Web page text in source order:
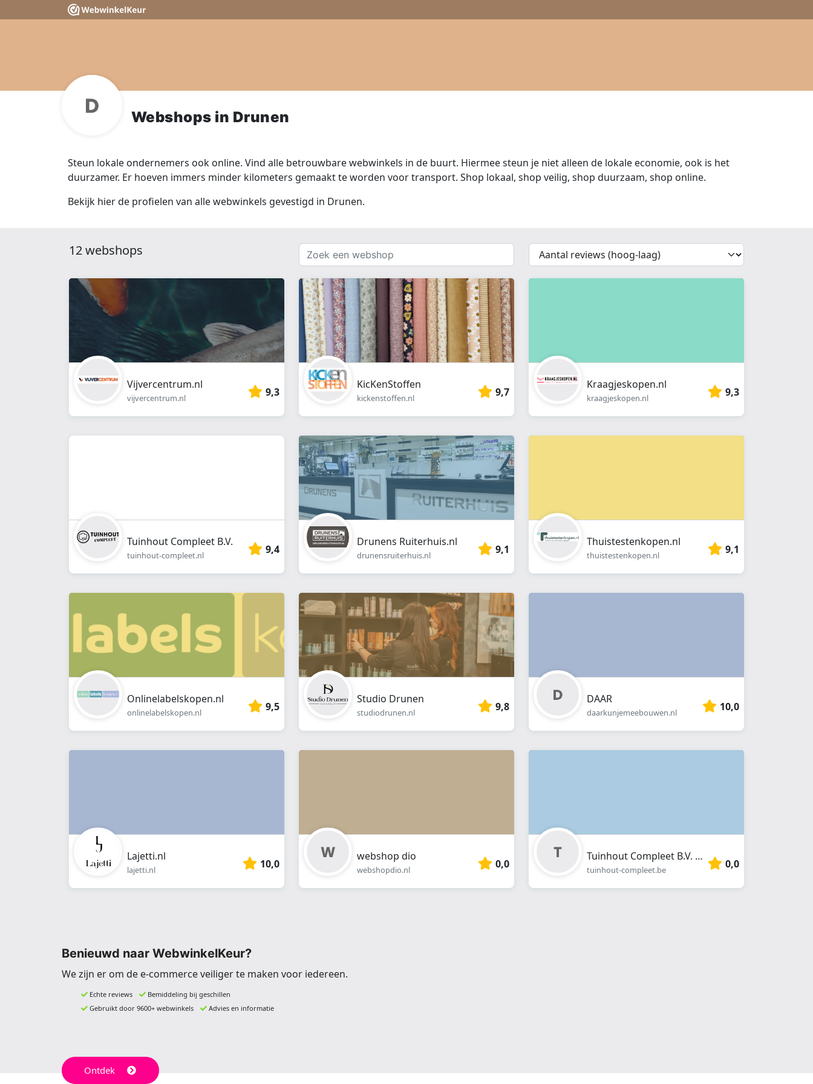
Webshops in Drunen
Steun lokale ondernemers ook online. Vind alle betrouwbare webwinkels in de buurt. Hiermee steun je niet alleen de lokale economie, ook is het
duurzamer. Er hoeven immers minder kilometers gemaakt te worden voor transport. Shop lokaal, shop veilig, shop duurzaam, shop online.
Bekijk hier de profielen van alle webwinkels gevestigd in Drunen.
12 webshops
Zoek
een
webshop
{{
__('Sort')
}}
Vijvercentrum.nl
vijvercentrum.nl 9,3
KicKenStoffen
kickenstoffen.nl 9,7
Kraagjeskopen.nl
kraagjeskopen.nl 9,3
Tuinhout Compleet B.V.
tuinhout-compleet.nl 9,4
Drunens Ruiterhuis.nl
drunensruiterhuis.nl 9,1
Thuistestenkopen.nl
thuistestenkopen.nl 9,1
Onlinelabelskopen.nl
onlinelabelskopen.nl 9,5
Studio Drunen
studiodrunen.nl 9,8
DAAR
daarkunjemeebouwen.nl 10,0
Lajetti.nl
lajetti.nl 10,0
webshop dio
webshopdio.nl 0,0
Tuinhout Compleet B.V. België
tuinhout-compleet.be 0,0
Benieuwd naar WebwinkelKeur?
We zijn er om de e-commerce veiliger te maken voor iedereen.
Echte reviews
Bemiddeling bij geschillen
Gebruikt door 9600+ webwinkels
Advies en informatie
Ontdek